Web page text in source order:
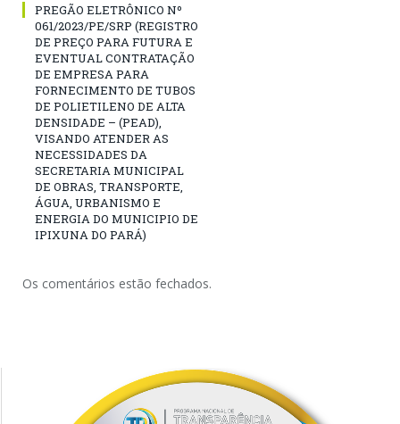
PREGÃO ELETRÔNICO Nº
061/2023/PE/SRP (REGISTRO
DE PREÇO PARA FUTURA E
EVENTUAL CONTRATAÇÃO
DE EMPRESA PARA
FORNECIMENTO DE TUBOS
DE POLIETILENO DE ALTA
DENSIDADE – (PEAD),
VISANDO ATENDER AS
NECESSIDADES DA
SECRETARIA MUNICIPAL
DE OBRAS, TRANSPORTE,
ÁGUA, URBANISMO E
ENERGIA DO MUNICIPIO DE
IPIXUNA DO PARÁ)
Os comentários estão fechados.